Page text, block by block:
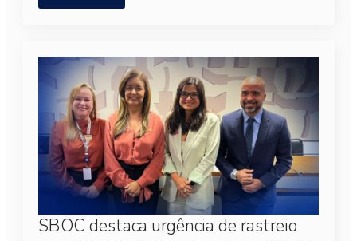
SBOC destaca urgência de rastreio